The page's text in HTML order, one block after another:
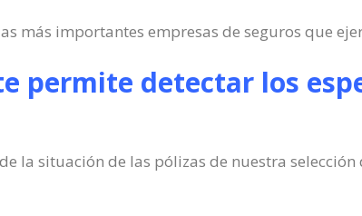
más importantes empresas de seguros que
permite detectar los
la situación de las pólizas de nuestra